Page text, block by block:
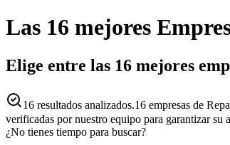
Las 16 mejores
Elige entre las 16 mejores
16 resultados analizados.16 empresas de
verificadas por nuestro equipo para garantizar su
¿No tienes tiempo para buscar?